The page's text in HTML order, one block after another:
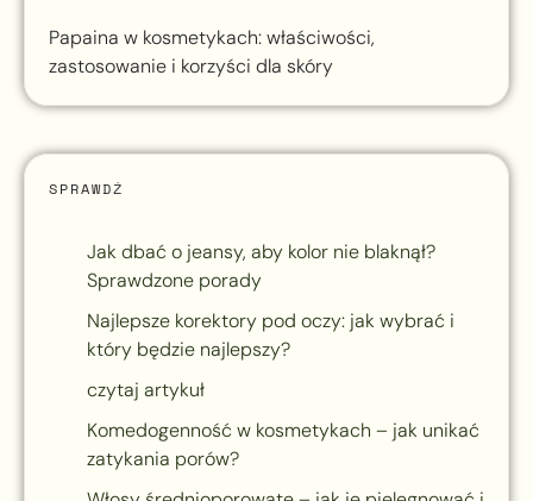
Papaina w kosmetykach: właściwości,
zastosowanie i korzyści dla skóry
SPRAWDŹ
Jak dbać o jeansy, aby kolor nie blaknął?
Sprawdzone porady
Najlepsze korektory pod oczy: jak wybrać i
który będzie najlepszy?
czytaj artykuł
Komedogenność w kosmetykach – jak unikać
zatykania porów?